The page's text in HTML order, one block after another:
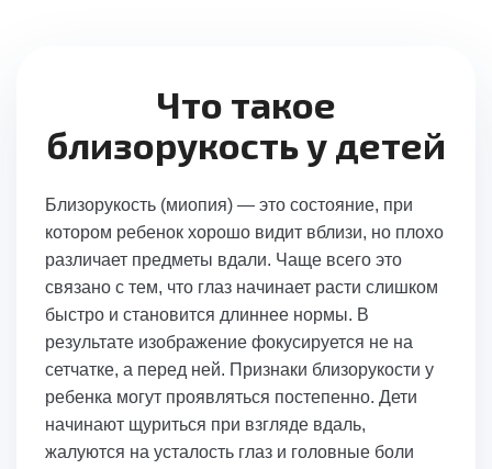
Что такое
близорукость у детей
Близорукость (миопия) — это состояние, при
котором ребенок хорошо видит вблизи, но плохо
различает предметы вдали. Чаще всего это
связано с тем, что глаз начинает расти слишком
быстро и становится длиннее нормы. В
результате изображение фокусируется не на
сетчатке, а перед ней. Признаки близорукости у
ребенка могут проявляться постепенно. Дети
начинают щуриться при взгляде вдаль,
жалуются на усталость глаз и головные боли